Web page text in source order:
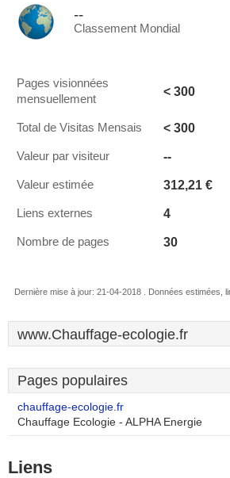
--
Classement Mondial
Pages visionnées
mensuellement
< 300
Total de Visitas Mensais < 300
Valeur par visiteur --
Valeur estimée 312,21 €
Liens externes 4
Nombre de pages 30
Dernière mise à jour: 21-04-2018 . Données estimées,
www.Chauffage-ecologie.fr
Pages populaires
chauffage-ecologie.fr
Chauffage Ecologie - ALPHA Energie
Liens